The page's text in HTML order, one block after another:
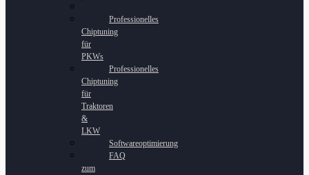
Professionelles
Chiptuning
für
PKWs
Professionelles
Chiptuning
für
Traktoren
&
LKW
Softwareoptimierung
FAQ
zum